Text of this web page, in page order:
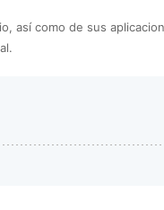
así como de sus